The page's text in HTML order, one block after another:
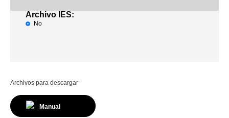
Archivo IES:
No
Archivos para descargar
Manual